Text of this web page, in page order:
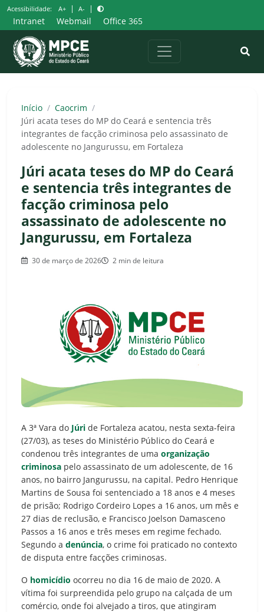
Pular
para
o
conteúdo
Acessibilidade: A+ | A- |
Intranet Webmail Office 365
Início / Caocrim /
Júri acata teses do MP do Ceará e sentencia três
integrantes de facção criminosa pelo assassinato de
adolescente no Jangurussu, em Fortaleza
Júri acata teses do MP do Ceará
e sentencia três integrantes de
facção criminosa pelo
assassinato de adolescente no
Jangurussu, em Fortaleza
30 de março de 2026 2 min de leitura
A 3ª Vara do Júri de Fortaleza acatou, nesta sexta-feira
(27/03), as teses do Ministério Público do Ceará e
condenou três integrantes de uma organização
criminosa pelo assassinato de um adolescente, de 16
anos, no bairro Jangurussu, na capital. Pedro Henrique
Martins de Sousa foi sentenciado a 18 anos e 4 meses
de prisão; Rodrigo Cordeiro Lopes a 16 anos, um mês e
27 dias de reclusão, e Francisco Joelson Damasceno
Passos a 16 anos e três meses em regime fechado.
Segundo a denúncia, o crime foi praticado no contexto
de disputa entre facções criminosas.
O homicídio ocorreu no dia 16 de maio de 2020. A
vítima foi surpreendida pelo grupo na calçada de um
comércio, onde foi alvejado a tiros, que atingiram